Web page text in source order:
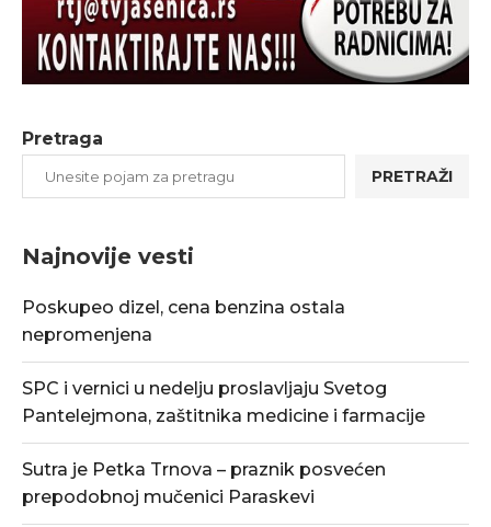
Pretraga
PRETRAŽI
Najnovije vesti
Poskupeo dizel, cena benzina ostala
nepromenjena
SPC i vernici u nedelju proslavljaju Svetog
Pantelejmona, zaštitnika medicine i farmacije
Sutra je Petka Trnova – praznik posvećen
prepodobnoj mučenici Paraskevi